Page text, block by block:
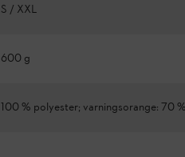
S / XXL
600 g
100 % polyester; varningsorange: 70